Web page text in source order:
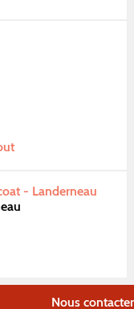
- Landerneau
Nous contacter